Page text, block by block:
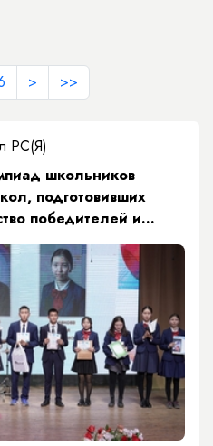
> >>
РС(Я)
школьников
подготовивших
победителей и
в Перечень
образования
на 2021/22 учебный